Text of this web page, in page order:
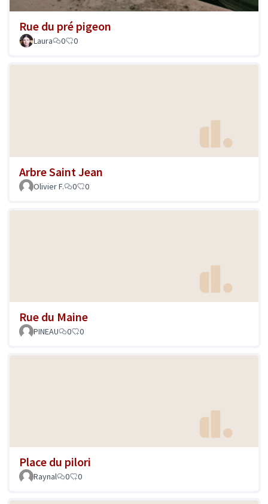
Rue du pré pigeon
Laura 0 0
Arbre Saint Jean
Olivier F. 0 0
Rue du Maine
PINEAU 0 0
Place du pilori
Raynal 0 0